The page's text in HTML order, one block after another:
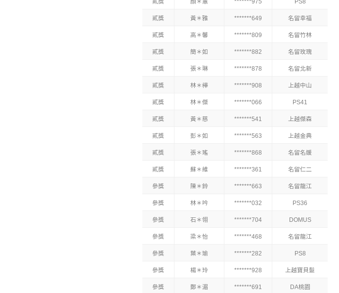
貳獎 黃＊雅 *******649 名留幸福
貳獎 高＊馨 *******809 名留竹林
貳獎 簡＊如 *******882 名留玫瑰
貳獎 張＊琳 *******878 名留北新
貳獎 林＊樺 *******908 上越中山
貳獎 林＊傑 *******066 PS41
貳獎 黃＊慈 *******541 上越傑森
貳獎 彭＊如 *******563 上越金典
貳獎 張＊瑤 *******868 名留名媛
貳獎 蘇＊維 *******361 名留仁二
參獎 陳＊鈴 *******663 名留龍江
參獎 林＊吟 *******032 PS36
參獎 石＊翎 *******704 DOMUS
參獎 梁＊怡 *******468 名留龍江
參獎 葉＊瑜 *******282 PS8
參獎 楊＊玲 *******928 上越寶貝髮
參獎 鄭＊湄 *******691 DA桃園